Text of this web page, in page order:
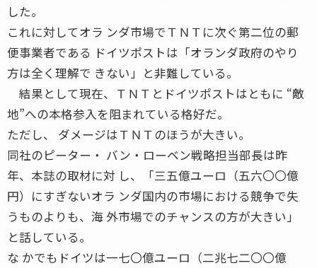
した。
これに対してオラ ンダ市場でＴＮＴに次ぐ第二位の郵
便事業者である ドイツポストは「オランダ政府のやり
方は全く理解で きない」と非難している。
結果として現在、ＴＮＴとドイツポストはともに “敵
地”への本格参入を阻まれている格好だ。
ただし、 ダメージはＴＮＴのほうが大きい。
同社のピーター・ バン・ローベン戦略担当部長は昨
年、本誌の取材に対 し、「三五億ユーロ（五六〇〇億
円）にすぎないオラ ンダ国内の市場における競争で失
うものよりも、海 外市場でのチャンスの方が大きい」
と話している。
な かでもドイツは一七〇億ユーロ（二兆七二〇〇億